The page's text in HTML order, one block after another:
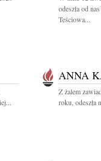
odeszła od
Teściowa...
ANNA
Z żalem
roku, odeszła